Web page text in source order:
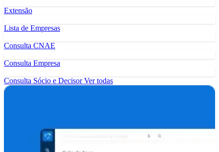
Extensão
Lista de Empresas
Consulta CNAE
Consulta Empresa
Consulta Sócio e DecisorVer todas